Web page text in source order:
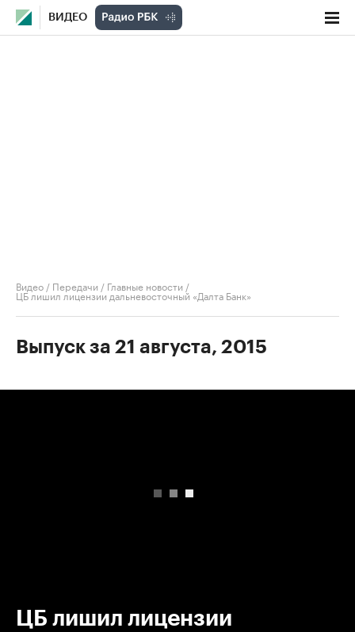
ВИДЕО
Видео / Передачи / Главные новости /
ЦБ лишил лицензии дальневосточный «Далта Банк»
Выпуск за 21 августа, 2015
ЦБ лишил лицензии